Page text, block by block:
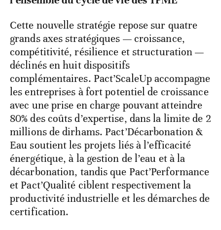
Cette nouvelle stratégie repose sur quatre
grands axes stratégiques — croissance,
compétitivité, résilience et structuration —
déclinés en huit dispositifs
complémentaires. Pact’ScaleUp accompagne
les entreprises à fort potentiel de croissance
avec une prise en charge pouvant atteindre
80% des coûts d’expertise, dans la limite de 2
millions de dirhams. Pact’Décarbonation &
Eau soutient les projets liés à l’efficacité
énergétique, à la gestion de l’eau et à la
décarbonation, tandis que Pact’Performance
et Pact’Qualité ciblent respectivement la
productivité industrielle et les démarches de
certification.